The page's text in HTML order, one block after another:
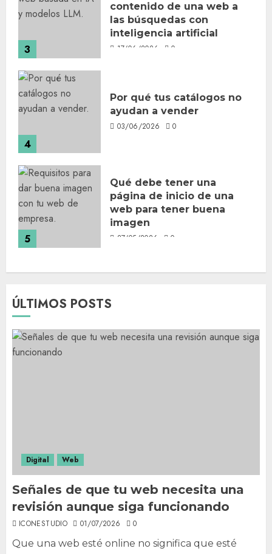
3
contenido de una web a
las búsquedas con
inteligencia artificial
17/06/2026 0
4
Por qué tus catálogos no
ayudan a vender
03/06/2026 0
5
Qué debe tener una
página de inicio de una
web para tener buena
imagen
27/05/2026 0
ÚLTIMOS POSTS
Digital Web
Señales de que tu web necesita una
revisión aunque siga funcionando
ICONESTUDIO 01/07/2026 0
Que una web esté online no significa que esté